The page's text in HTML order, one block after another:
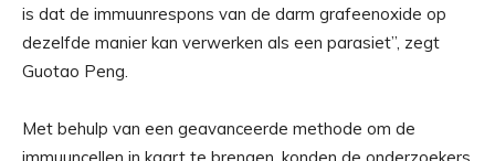
is dat de immuunrespons van de darm grafeenoxide op
dezelfde manier kan verwerken als een parasiet”, zegt
Guotao Peng.
Met behulp van een geavanceerde methode om de